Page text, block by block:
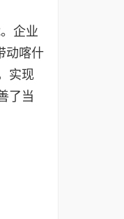
企业
动喀什
实现
了当